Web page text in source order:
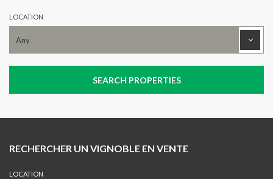
LOCATION
RECHERCHER UN VIGNOBLE EN VENTE
LOCATION